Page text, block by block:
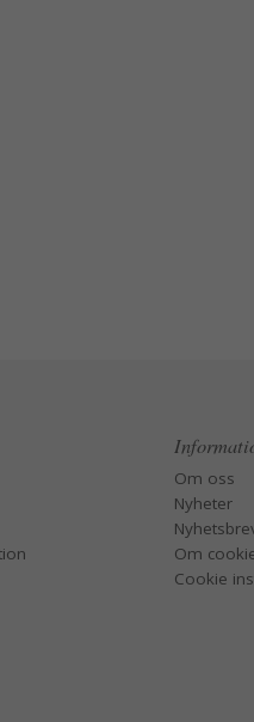
Om oss
Nyheter
Om
Cookie